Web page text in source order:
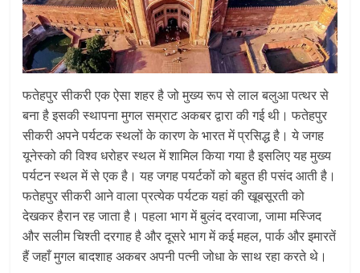
फतेहपुर सीकरी एक ऐसा शहर है जो मुख्य रूप से लाल बलुआ पत्थर से
बना है इसकी स्थापना मुगल सम्राट अकबर द्वारा की गई थी। फतेहपुर
सीकरी अपने पर्यटक स्थलों के कारण के भारत में प्रसिद्ध है। ये जगह
यूनेस्को की विश्व धरोहर स्थल में शामिल किया गया है इसलिए यह मुख्य
पर्यटन स्थल में से एक है। यह जगह पयर्टकों को बहुत ही पसंद आती है।
फतेहपुर सीकरी आने वाला प्रत्येक पर्यटक यहां की खूबसूरती को
देखकर हैरान रह जाता है। पहला भाग में बुलंद दरवाजा, जामा मस्जिद
और सलीम चिश्ती दरगाह है और दूसरे भाग में कई महल, पार्क और इमारतें
हैं जहाँ मुगल बादशाह अकबर अपनी पत्नी जोधा के साथ रहा करते थे।